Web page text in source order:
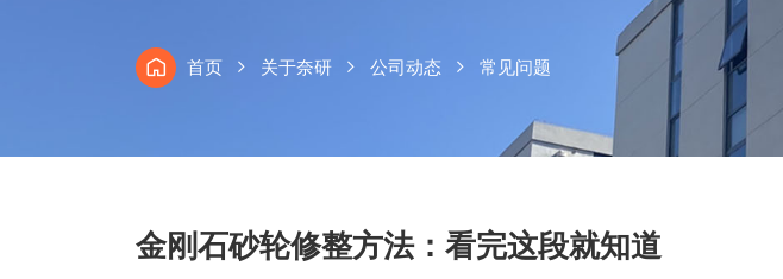
首页 关于奈研 公司动态 常见问题
金刚石砂轮修整方法：看完这段就知道